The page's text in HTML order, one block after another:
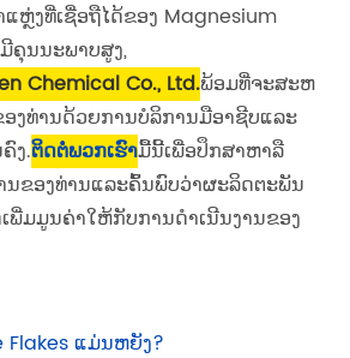
ຫຼ່ງທີ່ເຊື່ອຖືໄດ້ຂອງ Magnesium
ຄຸນນະພາບສູງ,
Chemical Co., Ltd.ພ້ອມທີ່ຈະສະຫ
ງທ່ານດ້ວຍການບໍລິການມືອາຊີບແລະ
ງ.ຕິດຕໍ່ພວກເຮົາມື້ນີ້ເພື່ອປຶກສາຫາລື
ນຂອງທ່ານແລະຄົ້ນພົບວ່າຜະລິດຕະພັນ
ພີ່ມມູນຄ່າໃຫ້ກັບການດໍາເນີນງານຂອງ
ແມ່ນຫຍັງ?